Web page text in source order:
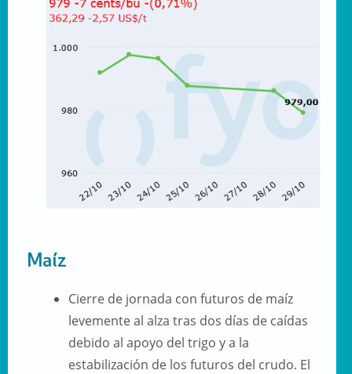
Maíz
Cierre de jornada con futuros de maíz
levemente al alza tras dos días de caídas
debido al apoyo del trigo y a la
estabilización de los futuros del crudo. El